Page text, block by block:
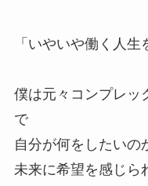
「いやいや働く人生
僕は元々コンプレッ
で
自分が何をしたいの
未来に希望を感じら